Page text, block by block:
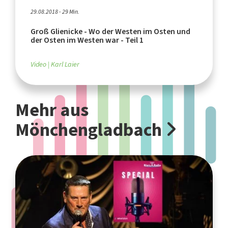
29.08.2018 - 29 Min.
Groß Glienicke - Wo der Westen im Osten und
der Osten im Westen war - Teil 1
Video Karl Laier
Mehr aus
Mönchengladbach